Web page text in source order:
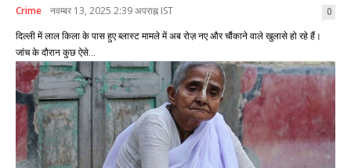
Crime नवम्बर 13, 2025 2:39 अपराह्न IST 0
दिल्ली में लाल किला के पास हुए ब्लास्ट मामले में अब रोज़ नए और चौंकाने वाले खुलासे हो रहे हैं।
जांच के दौरान कुछ ऐसे...